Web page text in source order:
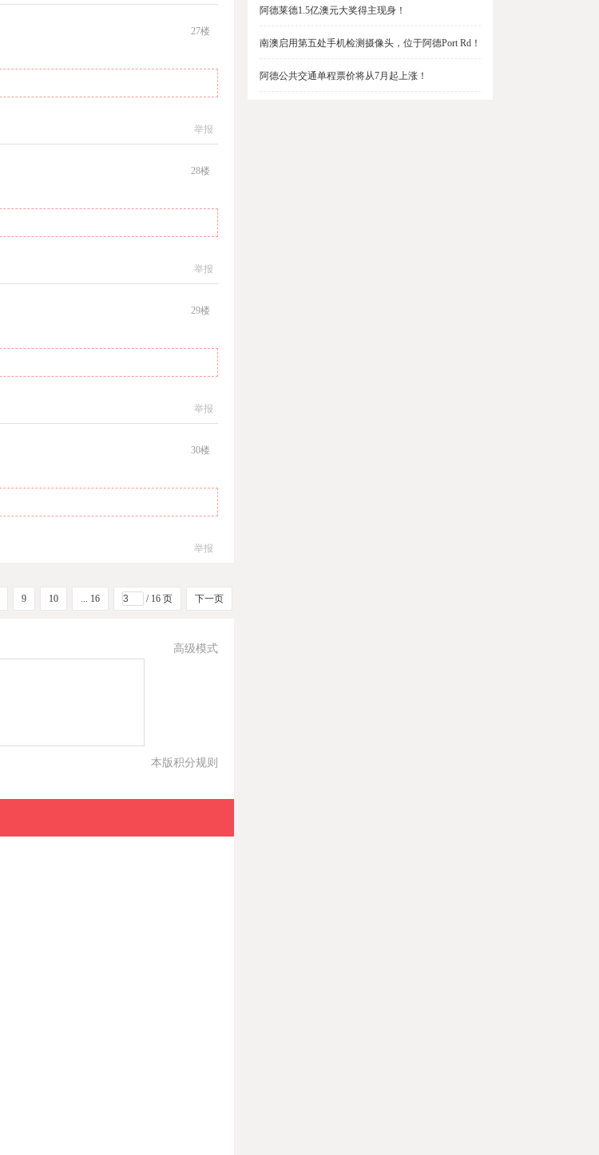
27楼
举报
28楼
举报
29楼
举报
30楼
举报
9 10 ... 16 / 16 页 下一页
高级模式
本版积分规则
阿德莱德1.5亿澳元大奖得主现身！
南澳启用第五处手机检测摄像头，位于阿德Port Rd！
阿德公共交通单程票价将从7月起上涨！